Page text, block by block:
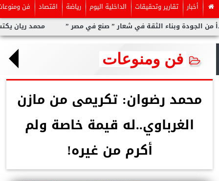
أخبار تقارير وتحقيقات الداخلية اليوم رياضة اقتصاد فن
محمد ريان يكتب: وبناء الثقة في شعار ” صنع في مصر ”
فن ومنوعات
محمد رضوان: تكريمى من مازن
الغرباوي..له قيمة خاصة ولم
أكرم من غيره!